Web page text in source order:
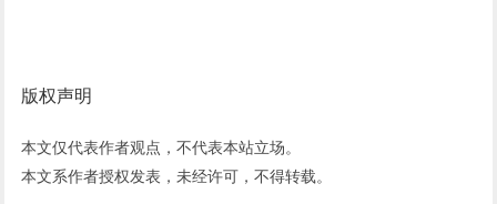
版权声明
本文仅代表作者观点，不代表本站立场。
本文系作者授权发表，未经许可，不得转载。